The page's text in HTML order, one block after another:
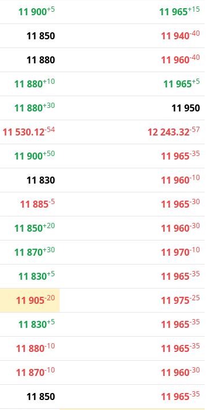
11 900+5 11 965+15
11 850 11 940-40
11 880 11 960-40
11 880+10 11 965+5
11 880+30
11 950
11 530.12-54 12 243.32-57
11 900+50 11 965-35
11 830 11 960-10
11 885-5 11 965-30
11 850+20 11 960-30
11 870+30 11 970-10
11 830+5 11 965-35
11 905-20 11 975-25
11 830+5 11 965-35
11 880-10 11 965-35
11 870-10 11 960-30
11 850 11 965-35